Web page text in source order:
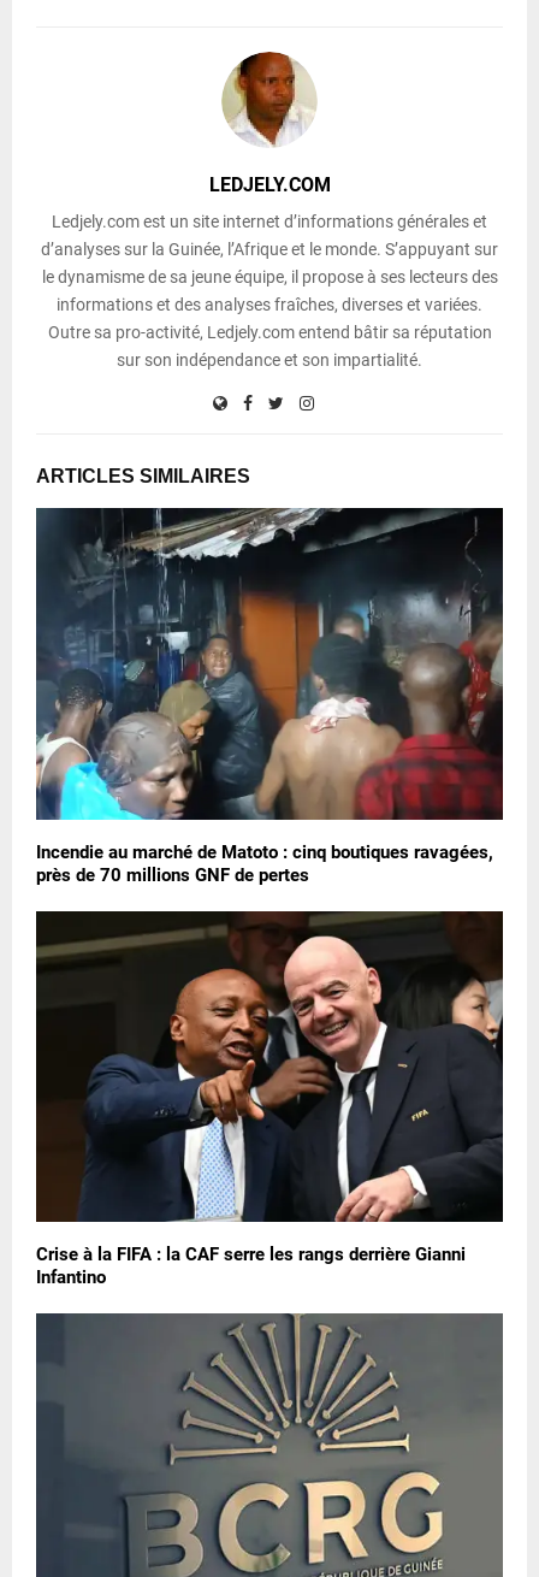
LEDJELY.COM
Ledjely.com est un site internet d’informations générales et
d’analyses sur la Guinée, l’Afrique et le monde. S’appuyant sur
le dynamisme de sa jeune équipe, il propose à ses lecteurs des
informations et des analyses fraîches, diverses et variées.
Outre sa pro-activité, Ledjely.com entend bâtir sa réputation
sur son indépendance et son impartialité.
ARTICLES SIMILAIRES
Incendie au marché de Matoto : cinq boutiques ravagées,
près de 70 millions GNF de pertes
Crise à la FIFA : la CAF serre les rangs derrière Gianni
Infantino